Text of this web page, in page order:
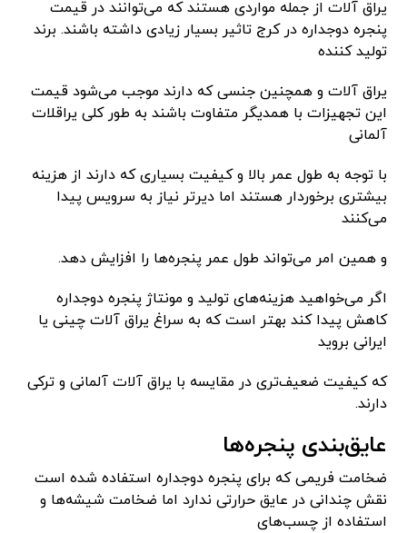
یراق آلات از جمله مواردی هستند که می‌توانند در قیمت
پنجره دوجداره در کرج تاثیر بسیار زیادی داشته باشند. برند
تولید کننده
یراق آلات و همچنین جنسی که دارند موجب می‌شود قیمت
این تجهیزات با همدیگر متفاوت باشند به طور کلی یراقلات
آلمانی
با توجه به طول عمر بالا و کیفیت بسیاری که دارند از هزینه
بیشتری برخوردار هستند اما دیرتر نیاز به سرویس پیدا
می‌کنند
و همین امر می‌تواند طول عمر پنجره‌ها را افزایش دهد.
اگر می‌خواهید هزینه‌های تولید و مونتاژ پنجره دوجداره
کاهش پیدا کند بهتر است که به سراغ یراق آلات چینی یا
ایرانی بروید
که کیفیت ضعیف‌تری در مقایسه با یراق آلات آلمانی و ترکی
دارند.
عایق‌بندی پنجره‌ها
ضخامت فریمی که برای پنجره دوجداره استفاده شده است
نقش چندانی در عایق حرارتی ندارد اما ضخامت شیشه‌ها و
استفاده از چسب‌های